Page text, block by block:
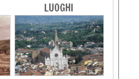
LUOGHI